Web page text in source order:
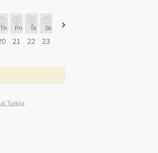
Th
21
Pn
22
Št
23
Sk
Turkija